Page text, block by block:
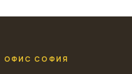
ОФИС СОФИЯ